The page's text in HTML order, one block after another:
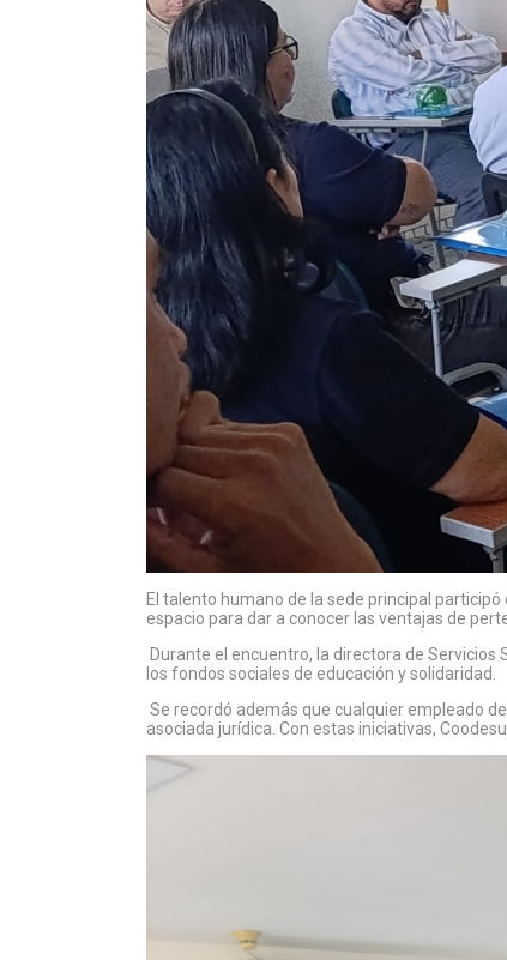
El talento humano de la sede principal
espacio para dar a conocer las ventajas de
Durante el encuentro, la directora de Servicios
los fondos sociales de educación y solidaridad.
Se recordó además que cualquier empleado
asociada jurídica. Con estas iniciativas,